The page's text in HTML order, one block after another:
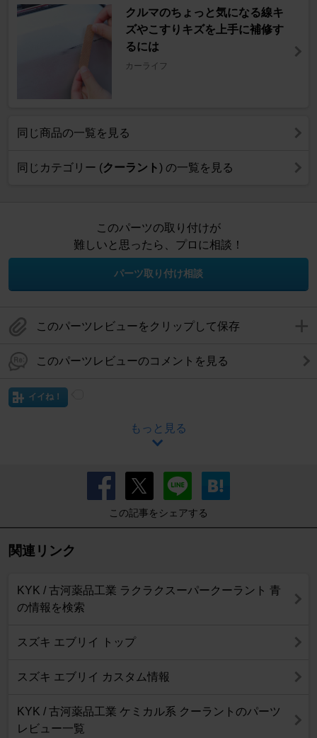
クルマのちょっと気になる線キ
ズやこすりキズを上手に補修す
るには
カーライフ
同じ商品の一覧を見る
同じカテゴリー (クーラント) の一覧を見る
このパーツの取り付けが
難しいと思ったら、プロに相談！
パーツ取り付け相談
このパーツレビューをクリップして保存
このパーツレビューのコメントを見る
イイね！
もっと見る
この記事をシェアする
関連リンク
KYK / 古河薬品工業 ラクラクスーパークーラント 青
の情報を検索
スズキ エブリイ トップ
スズキ エブリイ カスタム情報
KYK / 古河薬品工業 ケミカル系 クーラントのパーツ
レビュー一覧